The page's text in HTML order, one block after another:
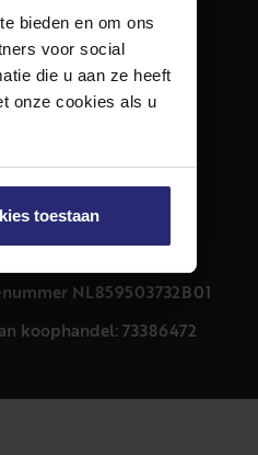
bieden en om ons
voor social
die u aan ze heeft
onze cookies als u
toestaan
32 zwart
NL859503732B01
koophandel: 73386472